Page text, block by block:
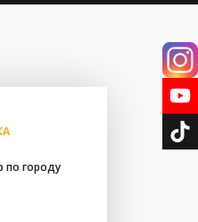
по городу